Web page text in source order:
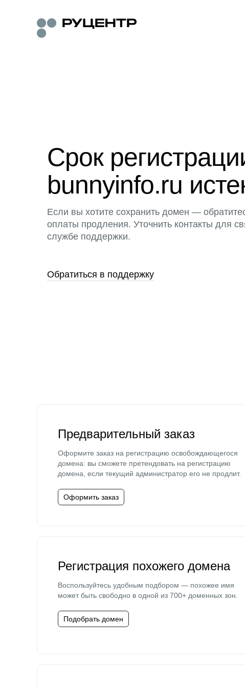
Срок
bunnyinfo.ru
Если вы хотите сохранить домен —
оплаты продления. Уточнить контакты для
службе поддержки.
Обратиться в поддержку
Предварительный заказ
Оформите заказ на регистрацию освобождающегося
домена: вы сможете претендовать на регистрацию
домена, если текущий администратор его не продлит.
Оформить заказ
Регистрация похожего домена
Воспользуйтесь удобным подбором — похожее имя
может быть свободно в одной из 700+ доменных зон.
Подобрать домен